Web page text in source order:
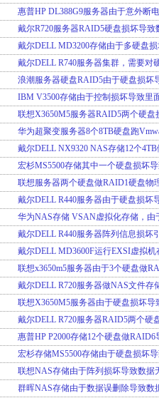
联想NAS存储由于阵列损坏导致数据
群晖NAS存储由于数据误删除导致数